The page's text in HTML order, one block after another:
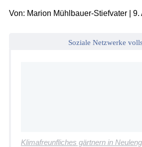
Von: Marion Mühlbauer-Stiefvater |
Soziale Netzwerke
Klimafreunfliches gärtnern in